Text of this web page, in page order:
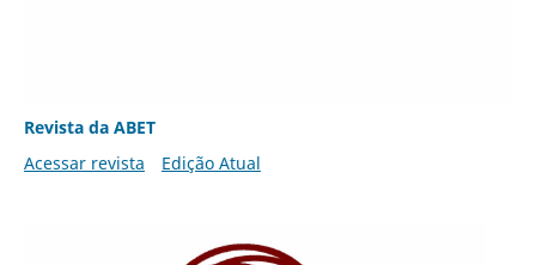
Revista da ABET
Acessar revista
Edição Atual